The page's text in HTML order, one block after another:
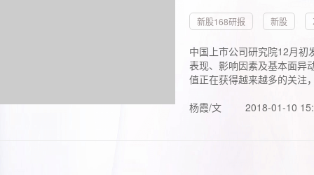
新股168研报 新股
中国上市公司研究院12月初
表现、影响因素及基本面异
值正在获得越来越多的关注
杨霞/文
2018-01-10